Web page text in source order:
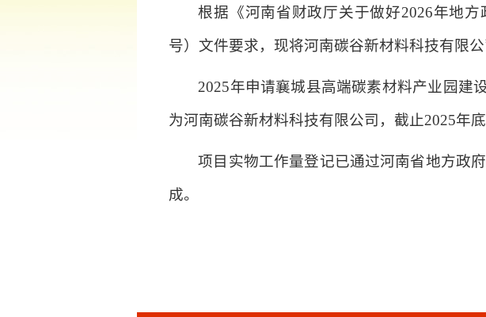
根据《河南省财政厅关于做好2026年地
号）文件要求，现将河南碳谷新材料科技有限
2025年申请襄城县高端碳素材料产业园建
为河南碳谷新材料科技有限公司，截止2025年
项目实物工作量登记已通过河南省地方政
成。